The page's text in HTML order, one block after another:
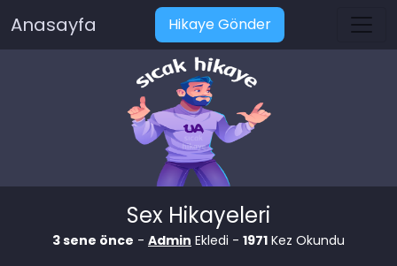
Anasayfa Hikaye Gönder
Sex Hikayeleri
3 sene önce - Admin Ekledi - 1971 Kez Okundu